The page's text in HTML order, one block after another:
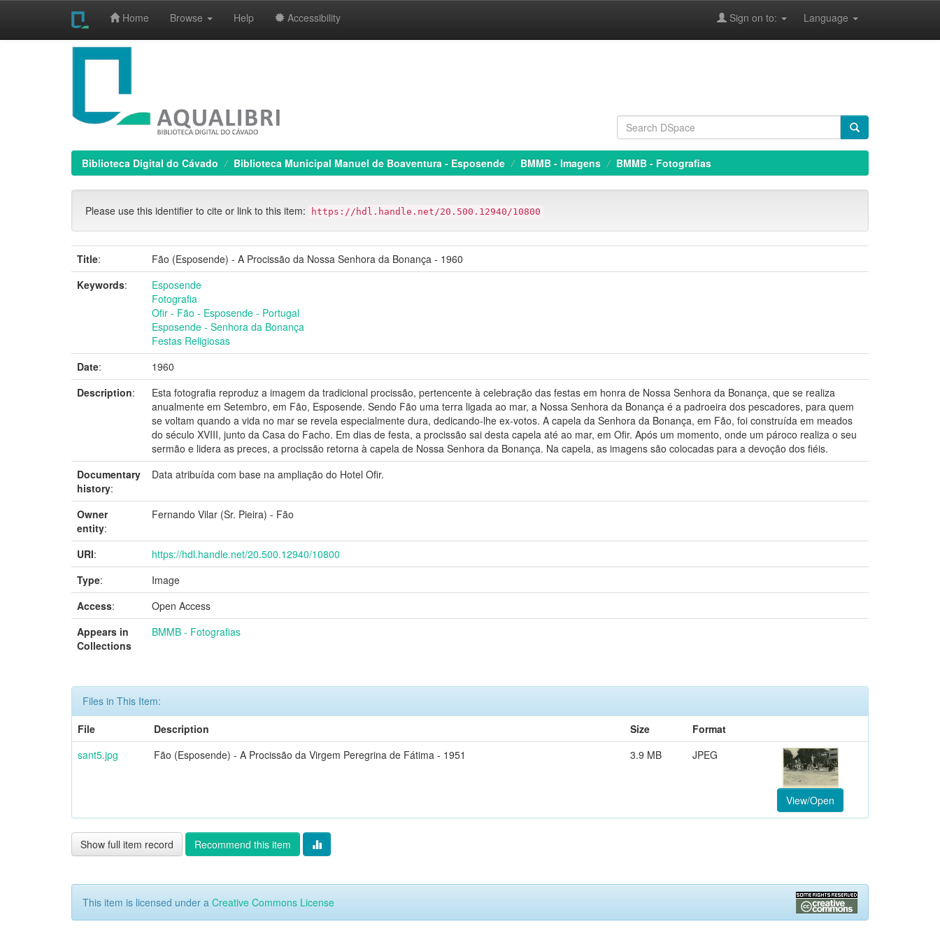
Home Browse Help Accessibility Language
Sign on to:
Biblioteca Digital do Cávado Biblioteca Municipal Manuel de Boaventura - Esposende BMMB - Imagens BMMB - Fotografias
Please use this identifier to cite or link to this item: https://hdl.handle.net/20.500.12940/10800
Title:
Fão (Esposende) - A Procissão da Nossa Senhora da Bonança - 1960
Keywords:
Esposende
Fotografia
Ofir - Fão - Esposende - Portugal
Esposende - Senhora da Bonança
Festas Religiosas
Date:
1960
Description:
Esta fotografia reproduz a imagem da tradicional procissão, pertencente à celebração das festas em honra de Nossa Senhora da Bonança, que se realiza
anualmente em Setembro, em Fão, Esposende. Sendo Fão uma terra ligada ao mar, a Nossa Senhora da Bonança é a padroeira dos pescadores, para quem
se voltam quando a vida no mar se revela especialmente dura, dedicando-lhe ex-votos. A capela da Senhora da Bonança, em Fão, foi construída em meados
do século XVIII, junto da Casa do Facho. Em dias de festa, a procissão sai desta capela até ao mar, em Ofir. Após um momento, onde um pároco realiza o seu
sermão e lidera as preces, a procissão retorna à capela de Nossa Senhora da Bonança. Na capela, as imagens são colocadas para a devoção dos fiéis.
Documentary
history:
Data atribuída com base na ampliação do Hotel Ofir.
Owner
entity:
Fernando Vilar (Sr. Pieira) - Fão
URI:
https://hdl.handle.net/20.500.12940/10800
Type:
Image
Access:
Open Access
Appears in
Collections
BMMB - Fotografias
Files in This Item:
File
Description Size
Format
sant5.jpg
Fão (Esposende) - A Procissão da Virgem Peregrina de Fátima - 1951 3.9 MB JPEG
View/Open
Show full item record Recommend this item
This item is licensed under a Creative Commons License